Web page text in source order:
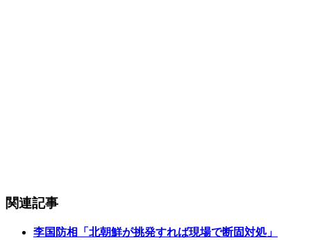
関連記事
李国防相「北朝鮮が挑発すれば現場で断固対処」